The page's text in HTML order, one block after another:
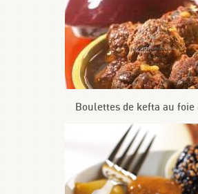
Boulettes de kefta au foie